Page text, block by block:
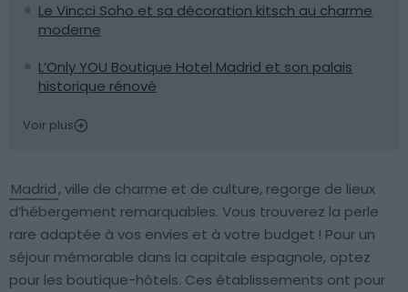
Le Vincci Soho et sa décoration kitsch au charme
moderne
L’Only YOU Boutique Hotel Madrid et son palais
historique rénové
Voir plus
Madrid, ville de charme et de culture, regorge de lieux
d’hébergement remarquables. Vous trouverez la perle
rare adaptée à vos envies et à votre budget ! Pour un
séjour mémorable dans la capitale espagnole, optez
pour les boutique-hôtels. Ces établissements ont pour